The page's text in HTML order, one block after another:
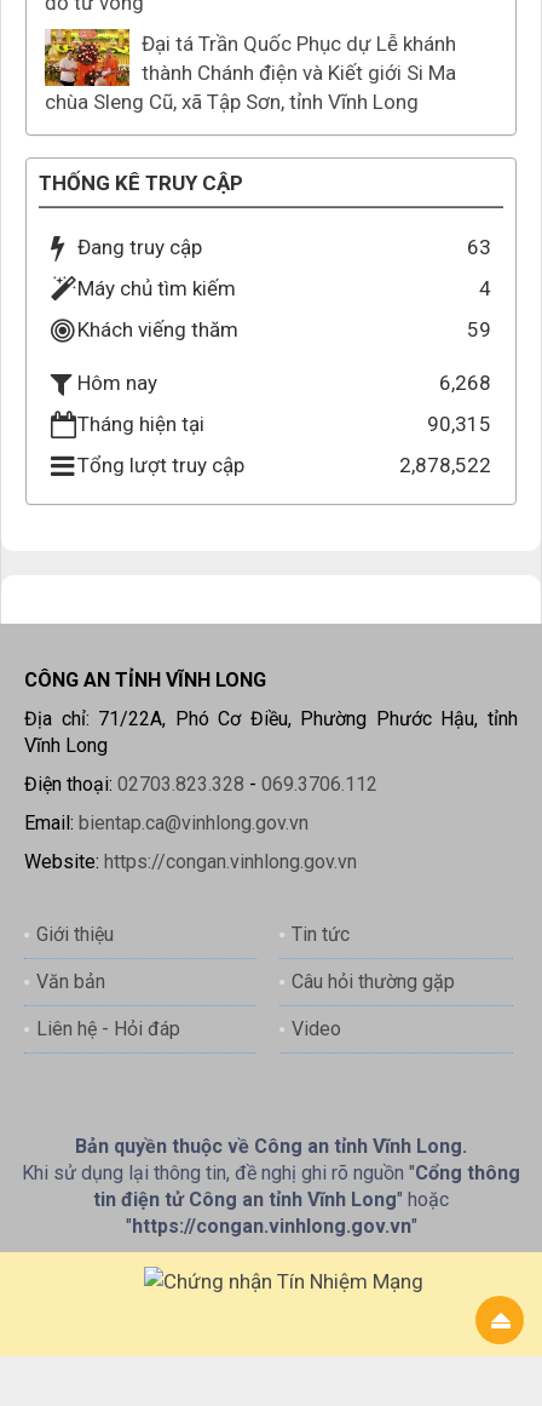
Đại tá Trần Quốc Phục dự Lễ khánh
thành Chánh điện và Kiết giới Si Ma
chùa Sleng Cũ, xã Tập Sơn, tỉnh Vĩnh Long
THỐNG KÊ TRUY CẬP
Đang truy cập
63
Máy chủ tìm kiếm
4
Khách viếng thăm
59
Hôm nay
6,268
Tháng hiện tại
90,315
Tổng lượt truy cập
2,878,522
CÔNG AN TỈNH VĨNH LONG
Địa chỉ: 71/22A, Phó Cơ Điều, Phường Phước Hậu, tỉnh
Vĩnh Long
Điện thoại: 02703.823.328 - 069.3706.112
Email: bientap.ca@vinhlong.gov.vn
Website: https://congan.vinhlong.gov.vn
Giới thiệu Tin tức
Văn bản Câu hỏi thường gặp
Liên hệ - Hỏi đáp Video
Bản quyền thuộc về Công an tỉnh Vĩnh Long.
Khi sử dụng lại thông tin, đề nghị ghi rõ nguồn "Cổng thông
tin điện tử Công an tỉnh Vĩnh Long" hoặc
"https://congan.vinhlong.gov.vn"